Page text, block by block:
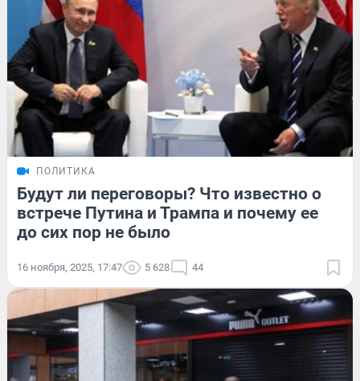
ПОЛИТИКА
Будут ли переговоры? Что известно о
встрече Путина и Трампа и почему ее
до сих пор не было
16 ноября, 2025, 17:47 5 628 44